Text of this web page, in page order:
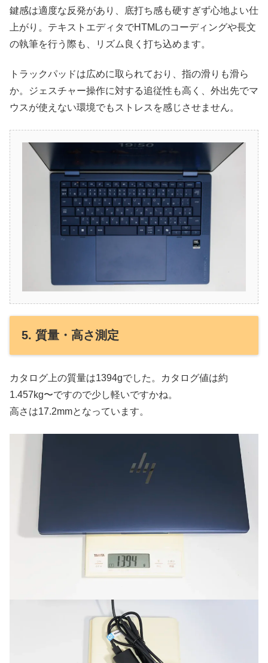
鍵感は適度な反発があり、底打ち感も硬すぎず心地よい仕
上がり。テキストエディタでHTMLのコーディングや長文
の執筆を行う際も、リズム良く打ち込めます。
トラックパッドは広めに取られており、指の滑りも滑ら
か。ジェスチャー操作に対する追従性も高く、外出先でマ
ウスが使えない環境でもストレスを感じさせません。
5. 質量・高さ測定
カタログ上の質量は1394gでした。カタログ値は約
1.457kg〜ですので少し軽いですかね。
高さは17.2mmとなっています。